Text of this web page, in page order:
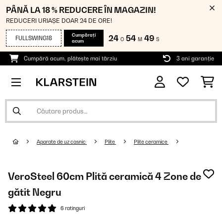
PÂNĂ LA 18 % REDUCERE ÎN MAGAZIN!
REDUCERI URIAȘE DOAR 24 DE ORE!
FULLSWING18
Cumpărați
acum
24 O 54 M 48 S
Cumpără acum, plătește mai târziu 3 ani garanție
Aparate de uz casnic Plite Plite ceramice
VeroSteel 60cm Plită ceramică 4 Zone de
gătit Negru
6 ratinguri